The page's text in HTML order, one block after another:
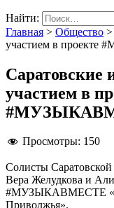
Найти:
Главная > Общество >
участием в
Саратовские
участием в
Просмотры: 150
Солисты
Вера Желудкова и
#МУЗЫКАВМЕСТЕ
Приволжья».